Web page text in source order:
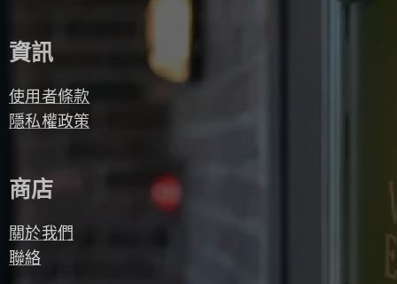
資訊
使用者條款
隱私權政策
商店
關於我們
聯絡